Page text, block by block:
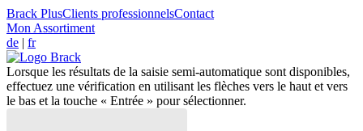
Brack PlusClients professionnelsContact
Mon Assortiment
de | fr
Lorsque les résultats de la saisie semi-automatique sont disponibles,
effectuez une vérification en utilisant les flèches vers le haut et vers
le bas et la touche « Entrée » pour sélectionner.